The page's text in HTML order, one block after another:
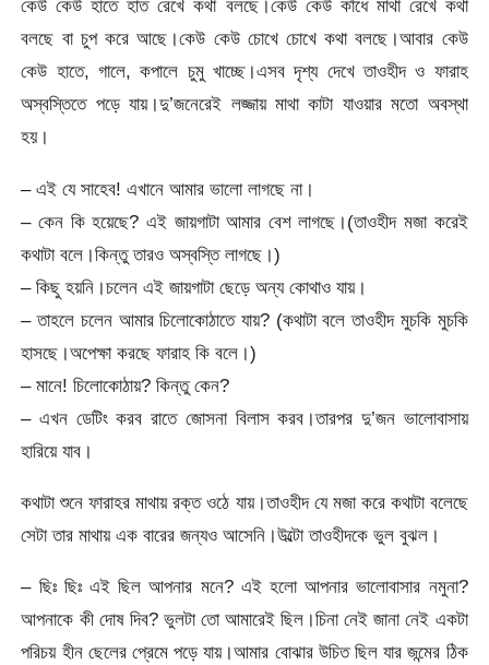
কেউ কেউ হাতে হাত রেখে কথা বলছে।কেউ কেউ কাঁধে মাথা রেখে কথা
বলছে বা চুপ করে আছে।কেউ কেউ চোখে চোখে কথা বলছে।আবার কেউ
কেউ হাতে, গালে, কপালে চুমু খাচ্ছে।এসব দৃশ্য দেখে তাওহীদ ও ফারাহ
অস্বস্তিতে পড়ে যায়।দু’জনেরেই লজ্জায় মাথা কাটা যাওয়ার মতো অবস্থা
হয়।
– এই যে সাহেব! এখানে আমার ভালো লাগছে না।
– কেন কি হয়েছে? এই জায়গাটা আমার বেশ লাগছে।(তাওহীদ মজা করেই
কথাটা বলে।কিন্তু তারও অস্বস্তি লাগছে।)
– কিছু হয়নি।চলেন এই জায়গাটা ছেড়ে অন্য কোথাও যায়।
– তাহলে চলেন আমার চিলোকোঠাতে যায়? (কথাটা বলে তাওহীদ মুচকি মুচকি
হাসছে।অপেক্ষা করছে ফারাহ কি বলে।)
– মানে! চিলোকোঠায়? কিন্তু কেন?
– এখন ডেটিং করব রাতে জোসনা বিলাস করব।তারপর দু’জন ভালোবাসায়
হারিয়ে যাব।
কথাটা শুনে ফারাহর মাথায় রক্ত ওঠে যায়।তাওহীদ যে মজা করে কথাটা বলেছে
সেটা তার মাথায় এক বারের জন্যও আসেনি।উল্টো তাওহীদকে ভুল বুঝল।
– ছিঃ ছিঃ এই ছিল আপনার মনে? এই হলো আপনার ভালোবাসার নমুনা?
আপনাকে কী দোষ দিব? ভুলটা তো আমারেই ছিল।চিনা নেই জানা নেই একটা
পরিচয় হীন ছেলের প্রেমে পড়ে যায়।আমার বোঝার উচিত ছিল যার জন্মের ঠিক